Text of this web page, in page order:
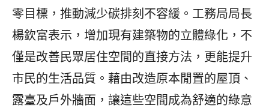
零目標，推動減少碳排刻不容緩。工務局局長
楊欽富表示，增加現有建築物的立體綠化，不
僅是改善民眾居住空間的直接方法，更能提升
市民的生活品質。藉由改造原本閒置的屋頂、
露臺及戶外牆面，讓這些空間成為舒適的綠意